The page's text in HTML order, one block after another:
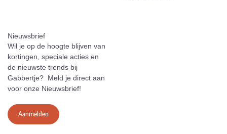
Nieuwsbrief
Wil je op de hoogte blijven van
kortingen, speciale acties en
de nieuwste trends bij
Gabbertje? Meld je direct aan
voor onze Nieuwsbrief!
Aanmelden